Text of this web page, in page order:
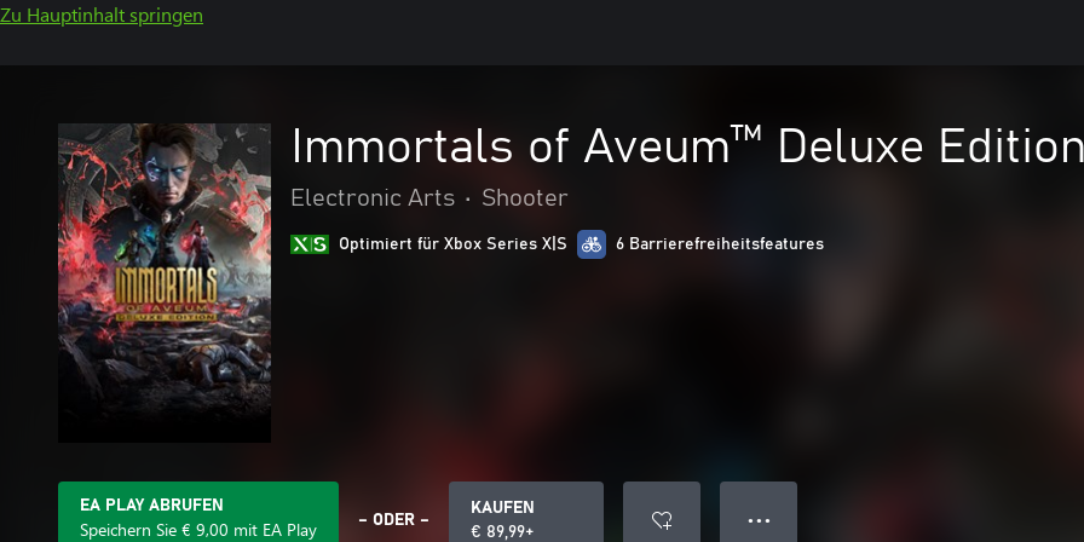
Zu Hauptinhalt springen
Immortals of Aveum™ Deluxe
Electronic Arts • Shooter
Optimiert für Xbox Series X|S 6 Barrierefreiheitsfeatures
EA PLAY ABRUFEN
Speichern Sie € 9,00 mit EA Play – ODER –
KAUFEN
€ 89,99+
● ● ●